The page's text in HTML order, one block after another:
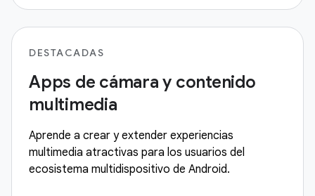
DESTACADAS
Apps de cámara y contenido
multimedia
Aprende a crear y extender experiencias
multimedia atractivas para los usuarios del
ecosistema multidispositivo de Android.